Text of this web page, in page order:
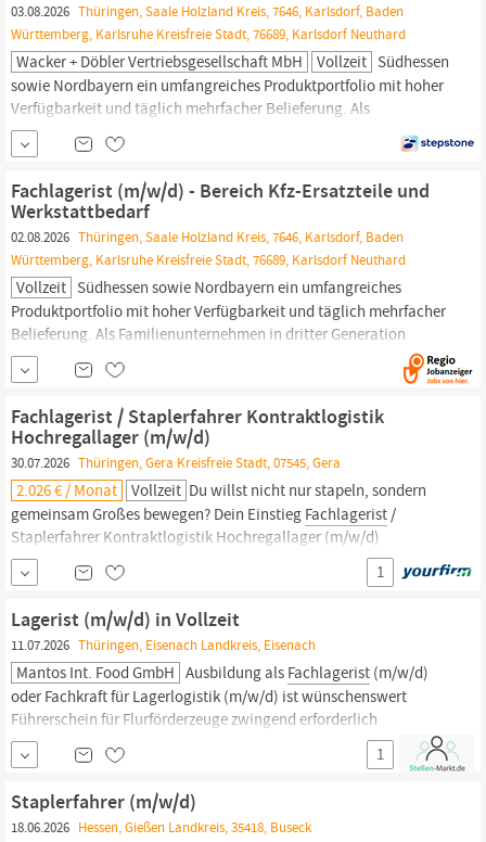
03.08.2026 Thüringen, Saale Holzland Kreis, 7646, Karlsdorf, Baden
Württemberg, Karlsruhe Kreisfreie Stadt, 76689, Karlsdorf Neuthard
Wacker + Döbler Vertriebsgesellschaft MbH Vollzeit Südhessen
sowie Nordbayern ein umfangreiches Produktportfolio mit hoher
Verfügbarkeit und täglich mehrfacher Belieferung. Als
Familienunternehmen in dritter Generation verbinden wir
maximales Qualitätsbewusstsein mit dem Streben nach
permanenter Verbesserung und Weiterentwicklung.
(m/w/d) - Bereich Kfz-Ersatzteile und Werkstattbedarf...
Fachlagerist (m/w/d) - Bereich Kfz-Ersatzteile und
Werkstattbedarf
02.08.2026 Thüringen, Saale Holzland Kreis, 7646, Karlsdorf, Baden
Württemberg, Karlsruhe Kreisfreie Stadt, 76689, Karlsdorf Neuthard
Vollzeit Südhessen sowie Nordbayern ein umfangreiches
Produktportfolio mit hoher Verfügbarkeit und täglich mehrfacher
Belieferung. Als Familienunternehmen in dritter Generation
verbinden wir maximales Qualitätsbewusstsein mit dem Streben
nach permanenter Verbesserung und Weiterentwicklung.
(m/w/d) - Bereich Kfz-Ersatzteile und
Werkstattbedarf...
Fachlagerist / Staplerfahrer Kontraktlogistik
Hochregallager (m/w/d)
30.07.2026 Thüringen, Gera Kreisfreie Stadt, 07545, Gera
2.026 € / Monat Vollzeit Du willst nicht nur stapeln, sondern
gemeinsam Großes bewegen? Dein Einstieg Fachlagerist /
Staplerfahrer Kontraktlogistik Hochregallager (m/w/d)
Arbeitsort: Gera Ref.Nr. CLC/G/2026-YF Vollzeit Befristet bis
14.05.27 ️ab sofort Ohne Anschreiben und Lebenslauf – einfach
„JETZT BEWERBEN“ über unser kurzes Formular.
1
Lagerist (m/w/d) in Vollzeit
11.07.2026 Thüringen, Eisenach Landkreis, Eisenach
Mantos Int. Food GmbH Ausbildung als Fachlagerist (m/w/d)
oder Fachkraft für Lagerlogistik (m/w/d) ist wünschenswert
Führerschein für Flurförderzeuge zwingend erforderlich
Deutschkenntnisse in Wort und Schrift Teamfähigkeit,
Zuverlässigkeit und Qualitätsbewusstsein Hohe Eigenmotivation
und Flexibilität Schichtbereitschaft ist zwingende Voraussetzung
Wir bieten Ihnen:
1
Staplerfahrer (m/w/d)
18.06.2026 Hessen, Gießen Landkreis, 35418, Buseck